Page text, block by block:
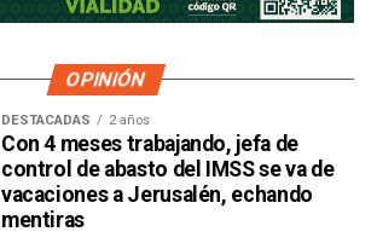
OPINIÓN
DESTACADAS 2 años
Con 4 meses trabajando, jefa de
control de abasto del IMSS se va de
vacaciones a Jerusalén, echando
mentiras